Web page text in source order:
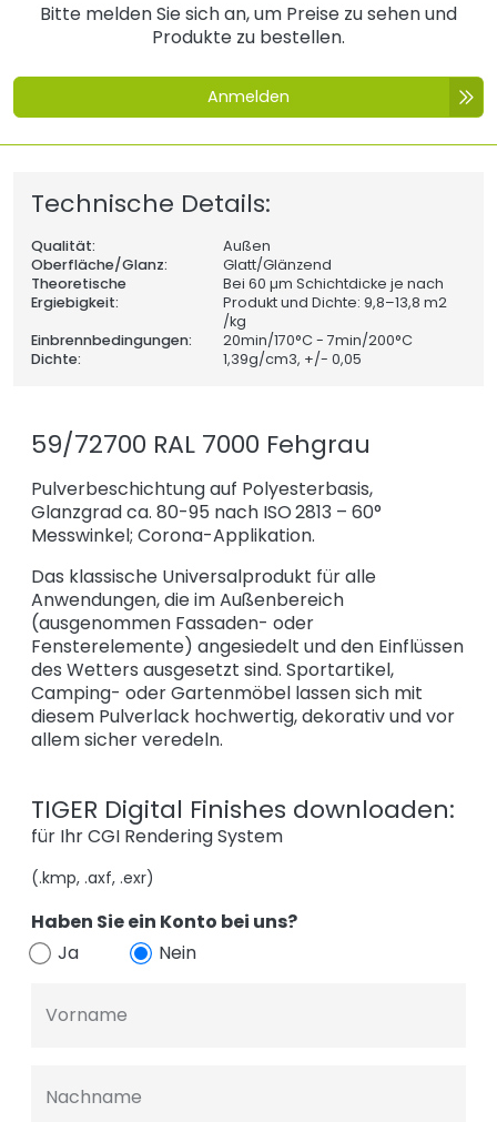
Bitte melden Sie sich an, um Preise zu sehen und
Produkte zu bestellen.
Anmelden
Technische Details:
Qualität:
Außen
Oberfläche/Glanz:
Glatt/Glänzend
Theoretische
Ergiebigkeit:
Bei 60 µm Schichtdicke je nach
Produkt und Dichte: 9,8–13,8 m2
/kg
Einbrennbedingungen:
20min/170°C - 7min/200°C
Dichte:
1,39g/cm3, +/- 0,05
59/72700 RAL 7000 Fehgrau
Pulverbeschichtung auf Polyesterbasis,
Glanzgrad ca. 80-95 nach ISO 2813 – 60°
Messwinkel; Corona-Applikation.
Das klassische Universalprodukt für alle
Anwendungen, die im Außenbereich
(ausgenommen Fassaden- oder
Fensterelemente) angesiedelt und den Einflüssen
des Wetters ausgesetzt sind. Sportartikel,
Camping- oder Gartenmöbel lassen sich mit
diesem Pulverlack hochwertig, dekorativ und vor
allem sicher veredeln.
TIGER Digital Finishes downloaden:
für Ihr CGI Rendering System
(.kmp, .axf, .exr)
Haben Sie ein Konto bei uns?
Ja
Nein
Vorname
Nachname